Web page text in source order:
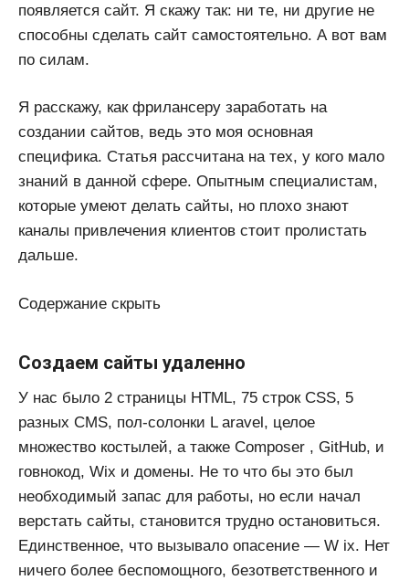
появляется сайт. Я скажу так: ни те, ни другие не
способны сделать сайт самостоятельно. А вот вам
по силам.
Я расскажу, как фрилансеру заработать на
создании сайтов, ведь это моя основная
специфика. Статья рассчитана на тех, у кого мало
знаний в данной сфере. Опытным специалистам,
которые умеют делать сайты, но плохо знают
каналы привлечения клиентов стоит пролистать
дальше.
Содержание скрыть
Создаем сайты удаленно
У нас было 2 страницы HTML, 75 строк CSS, 5
разных CMS, пол-солонки L aravel, целое
множество костылей, а также Composer , GitHub, и
говнокод, Wix и домены. Не то что бы это был
необходимый запас для работы, но если начал
верстать сайты, становится трудно остановиться.
Единственное, что вызывало опасение — W ix. Нет
ничего более беспомощного, безответственного и